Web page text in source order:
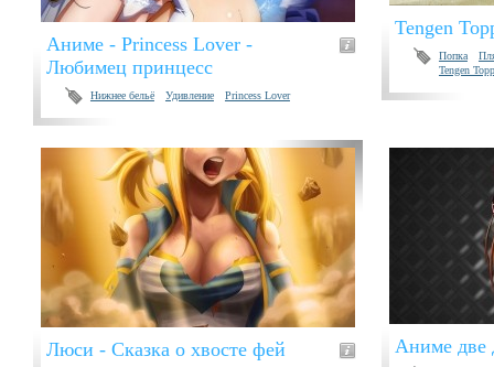
Аниме - Princess Lover -
Любимец принцесс
Нижнее бельё Удивление Princess Lover
Tengen
Попка
Tengen
Люси - Сказка о хвосте фей Аниме две